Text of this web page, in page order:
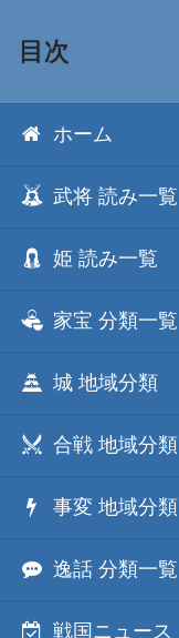
目次
ホーム
武将 読み一覧
姫 読み一覧
家宝 分類一覧
城 地域分類
合戦 地域分類
事変 地域分類
逸話 分類一覧
戦国ニュース